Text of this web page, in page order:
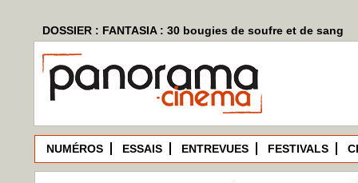
DOSSIER : FANTASIA : 30 bougies de soufre et de sang
NUMÉROS ESSAIS ENTREVUES FESTIVALS